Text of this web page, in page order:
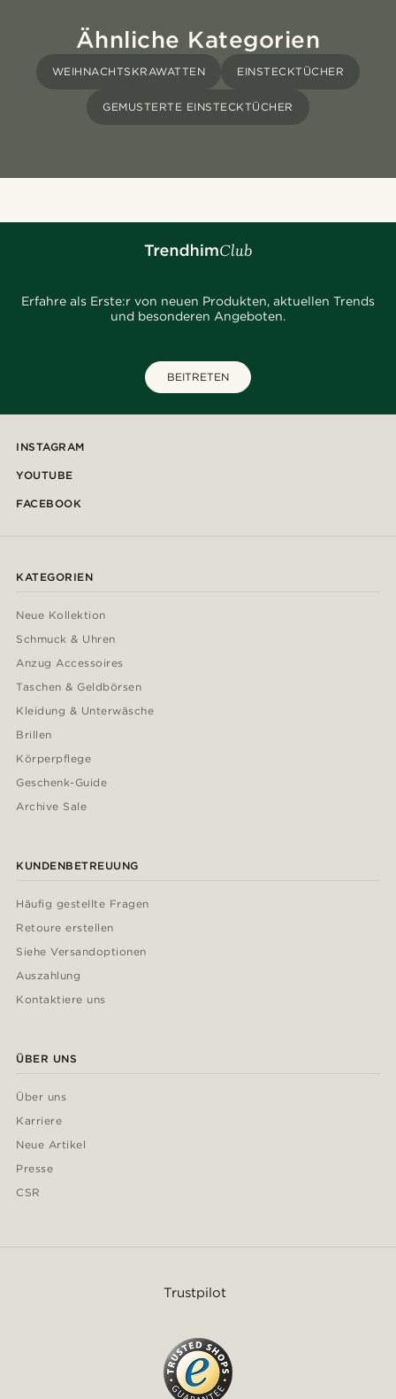
Ähnliche Kategorien
WEIHNACHTSKRAWATTEN EINSTECKTÜCHER
GEMUSTERTE EINSTECKTÜCHER
Erfahre als Erste:r von neuen Produkten, aktuellen Trends
und besonderen Angeboten.
BEITRETEN
INSTAGRAM
YOUTUBE
FACEBOOK
KATEGORIEN
Neue Kollektion
Schmuck & Uhren
Anzug Accessoires
Taschen & Geldbörsen
Kleidung & Unterwäsche
Brillen
Körperpflege
Geschenk-Guide
Archive Sale
KUNDENBETREUUNG
Häufig gestellte Fragen
Retoure erstellen
Siehe Versandoptionen
Auszahlung
Kontaktiere uns
ÜBER UNS
Über uns
Karriere
Neue Artikel
Presse
CSR
Trustpilot